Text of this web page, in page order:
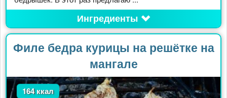
Ингредиенты
Филе бедра курицы на решётке на
мангале
164 ккал